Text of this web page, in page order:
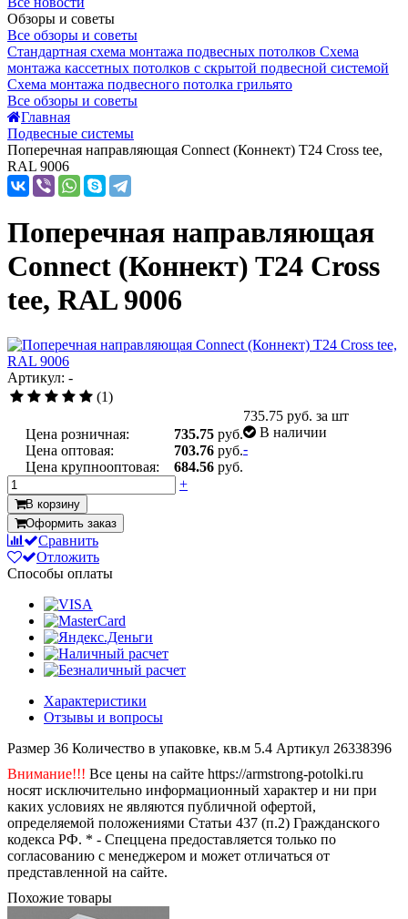
Обзоры и советы
Все обзоры и советы
Стандартная схема монтажа подвесных потолков Схема
монтажа кассетных потолков с скрытой подвесной системой
Схема монтажа подвесного потолка грильято
Все обзоры и советы
Главная
Подвесные системы
Поперечная направляющая Connect (Коннект) T24 Cross tee,
RAL 9006
Поперечная направляющая
Connect (Коннект) T24 Cross
tee, RAL 9006
Артикул: -
(1)
Цена розничная: 735.75 руб.
Цена оптовая:
703.76 руб.
Цена крупнооптовая:
684.56 руб.
735.75 руб. за шт
В наличии
-
+
В корзину
Оформить заказ
Сравнить
Отложить
Способы оплаты
Характеристики
Отзывы и вопросы
Размер 36 Количество в упаковке, кв.м 5.4 Артикул 26338396
Внимание!!! Все цены на сайте https://armstrong-potolki.ru
носят исключительно информационный характер и ни при
каких условиях не являются публичной офертой,
определяемой положениями Статьи 437 (п.2) Гражданского
кодекса РФ. * - Спеццена предоставляется только по
согласованию с менеджером и может отличаться от
представленной на сайте.
Похожие товары